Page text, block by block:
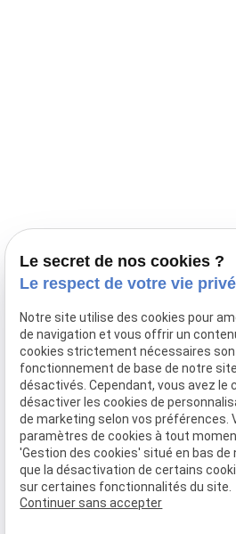
03 28 68 82 00
06 80 84 45 90
Adresse
10, chemin de Cassel
59470 BOLLEZEELE
Horaires
09:00 - 17:00
Lundi - Samedi
Le secret de nos cookies ?
Le respect de votre vie
Notre site utilise des cookies pour
de navigation et vous offrir un
cookies strictement nécessaires
fonctionnement de base de notre
désactivés. Cependant, vous avez le
désactiver les cookies de
de marketing selon vos préférences.
paramètres de cookies à tout
'Gestion des cookies' situé en bas
que la désactivation de certains
sur certaines fonctionnalités du site.
Continuer sans accepter